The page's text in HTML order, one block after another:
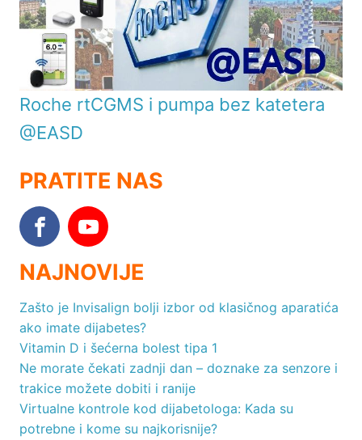
Roche rtCGMS i pumpa bez katetera
@EASD
PRATITE NAS
NAJNOVIJE
Zašto je Invisalign bolji izbor od klasičnog aparatića
ako imate dijabetes?
Vitamin D i šećerna bolest tipa 1
Ne morate čekati zadnji dan – doznake za senzore i
trakice možete dobiti i ranije
Virtualne kontrole kod dijabetologa: Kada su
potrebne i kome su najkorisnije?